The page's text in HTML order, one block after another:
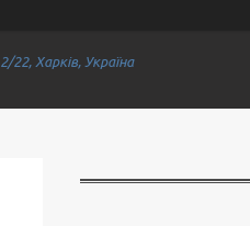
Харків, Україна